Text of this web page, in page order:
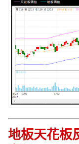
地板天花板